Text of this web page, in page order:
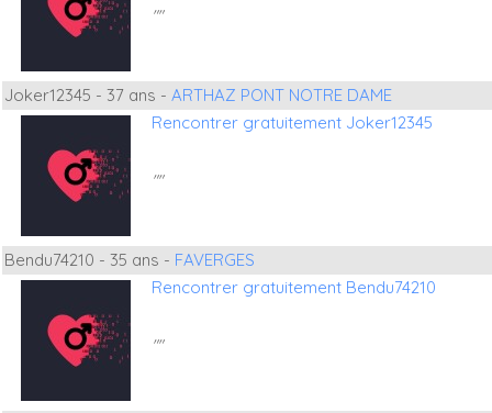
""
Joker12345 - 37 ans - ARTHAZ PONT NOTRE DAME
Rencontrer gratuitement Joker12345
""
Bendu74210 - 35 ans - FAVERGES
Rencontrer gratuitement Bendu74210
""